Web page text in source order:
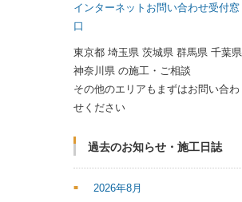
インターネットお問い合わせ受付窓
口
東京都 埼玉県 茨城県 群馬県 千葉県
神奈川県 の施工・ご相談
その他のエリアもまずはお問い合わ
せください
過去のお知らせ・施工日誌
2026年8月